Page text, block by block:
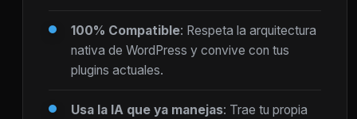
100% Compatible: Respeta la arquitectura
nativa de WordPress y convive con tus
plugins actuales.
Usa la IA que ya manejas: Trae tu propia